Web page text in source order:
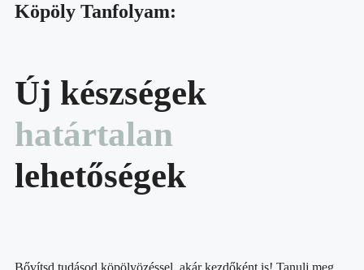
Köpöly Tanfolyam:
Új készségek
határtalan
lehetőségek